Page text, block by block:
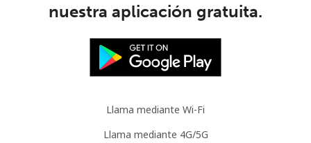
nuestra aplicación gratuita.
Llama mediante Wi-Fi
Llama mediante 4G/5G